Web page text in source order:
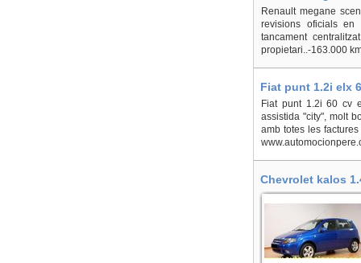
Selva del Camp
Renault megane
revisions oficials en
tancament
propietari..-163.000
Fiat punt 1.2i elx
Fiat punt 1.2i 60 cv
assistida "city", molt
amb totes les
Chevrolet kalos
(La)